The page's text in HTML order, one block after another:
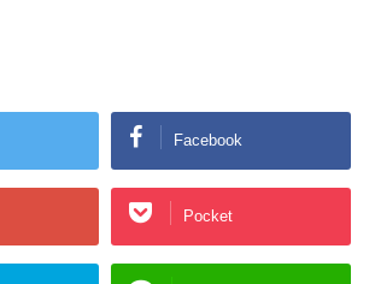
Facebook
Pocket